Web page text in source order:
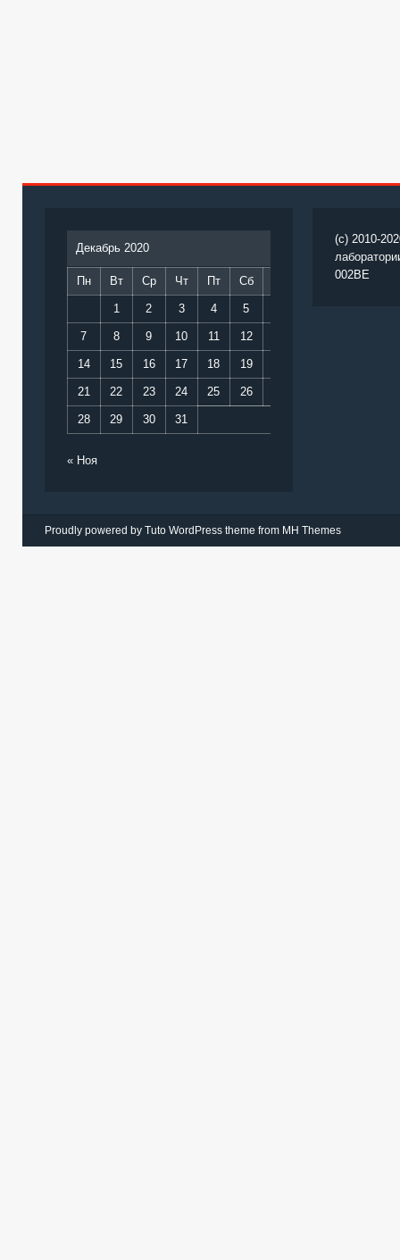
Декабрь 2020
Пн Вт Ср Чт Пт Сб
1 2 3 4 5
7 8 9 10 11 12
14 15 16 17 18 19
21 22 23 24 25 26
28 29 30 31
« Ноя
(c) 2010-
002BE
Proudly powered by Tuto WordPress theme from MH Themes